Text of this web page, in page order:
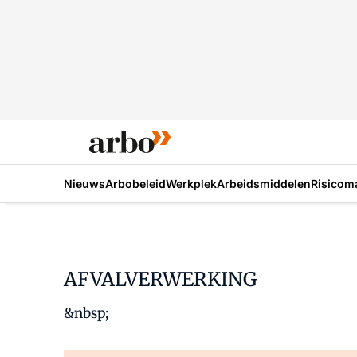
NieuwsArbobeleidWerkplekArbeidsmiddelen
AFVALVERWERKING
&nbsp;